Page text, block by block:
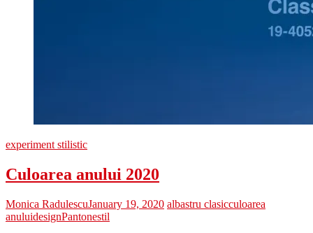
experiment stilistic
Culoarea anului 2020
Monica RadulescuJanuary 19, 2020 albastru clasicculoarea
anuluidesignPantonestil